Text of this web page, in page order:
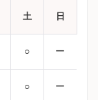
土 日
○ ー
○ ー